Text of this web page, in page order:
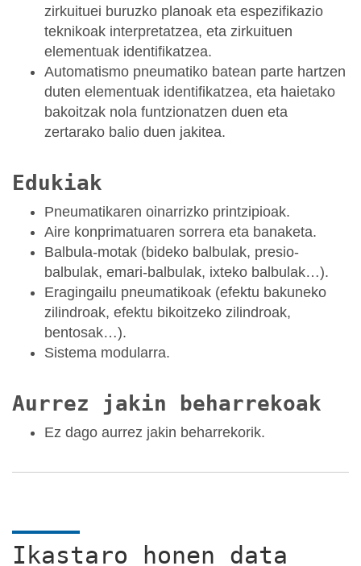
zirkuituei buruzko planoak eta espezifikazio
teknikoak interpretatzea, eta zirkuituen
elementuak identifikatzea.
Automatismo pneumatiko batean parte hartzen
duten elementuak identifikatzea, eta haietako
bakoitzak nola funtzionatzen duen eta
zertarako balio duen jakitea.
Edukiak
Pneumatikaren oinarrizko printzipioak.
Aire konprimatuaren sorrera eta banaketa.
Balbula-motak (bideko balbulak, presio-
balbulak, emari-balbulak, ixteko balbulak…).
Eragingailu pneumatikoak (efektu bakuneko
zilindroak, efektu bikoitzeko zilindroak,
bentosak…).
Sistema modularra.
Aurrez jakin beharrekoak
Ez dago aurrez jakin beharrekorik.
Ikastaro honen data